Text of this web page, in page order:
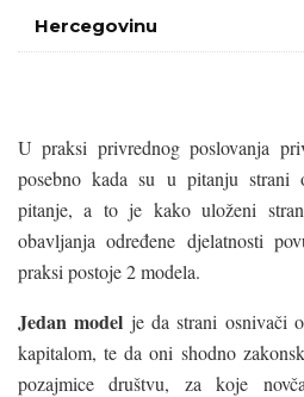
Hercegovinu
U praksi privrednog poslovanja
posebno kada su u pitanju strani
pitanje, a to je kako uloženi
obavljanja određene djelatnosti
praksi postoje 2 modela.
Jedan model je da strani osnivači
kapitalom, te da oni shodno
pozajmice društvu, za koje